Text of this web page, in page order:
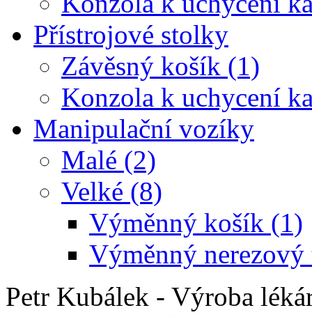
Přístrojové stolky
Závěsný košík (1)
Konzola k uchycení
Manipulační vozíky
Malé (2)
Velké (8)
Výměnný košík (1)
Výměnný nerezový
Petr Kubálek - Výroba